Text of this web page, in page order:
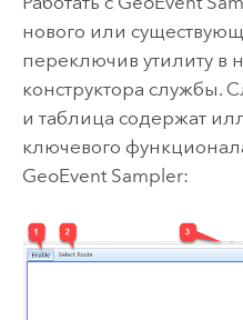
нового или
переключив утилиту в
конструктора
и таблица содержат
ключевого
GeoEvent Sampler: